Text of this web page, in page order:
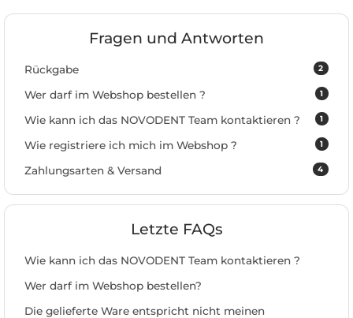
Fragen und Antworten
2
Rückgabe
1
Wer darf im Webshop bestellen ?
1
Wie kann ich das NOVODENT Team kontaktieren ?
1
Wie registriere ich mich im Webshop ?
4
Zahlungsarten & Versand
Letzte FAQs
Wie kann ich das NOVODENT Team kontaktieren ?
Wer darf im Webshop bestellen?
Die gelieferte Ware entspricht nicht meinen